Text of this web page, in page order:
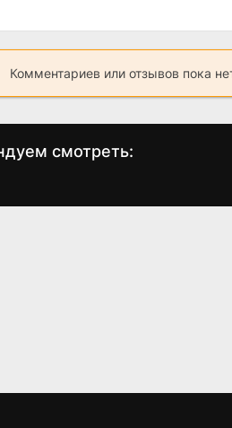
Комментариев или отзывов пока
смотреть: